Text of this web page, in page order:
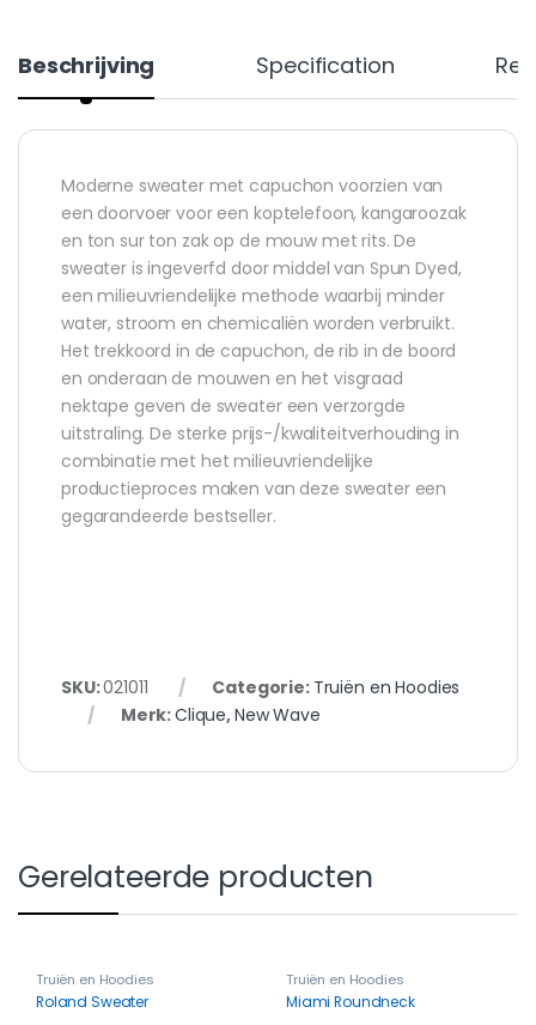
Beschrijving Specification
Moderne sweater met capuchon voorzien van
een doorvoer voor een koptelefoon, kangaroozak
en ton sur ton zak op de mouw met rits. De
sweater is ingeverfd door middel van Spun Dyed,
een milieuvriendelijke methode waarbij minder
water, stroom en chemicaliën worden verbruikt.
Het trekkoord in de capuchon, de rib in de boord
en onderaan de mouwen en het visgraad
nektape geven de sweater een verzorgde
uitstraling. De sterke prijs-/kwaliteitverhouding in
combinatie met het milieuvriendelijke
productieproces maken van deze sweater een
gegarandeerde bestseller.
SKU:021011 Categorie: Truiën en Hoodies
Merk:Clique,New Wave
Gerelateerde producten
Truiën en Hoodies
Roland Sweater
Truiën en Hoodies
Miami Roundneck